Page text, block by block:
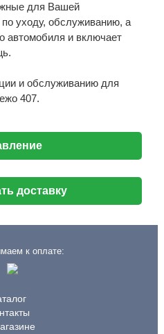
для Вашей
по уходу, обслуживанию, а
автомобиля и включает
и обслуживанию для
407.
доставку
к оплате: